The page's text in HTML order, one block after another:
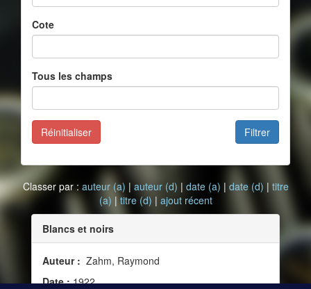
Cote
Tous les champs
Filtrer
Réinitialiser
Classer par : auteur (a) | auteur (d) | date (a) | date (d) | titre
(a) | titre (d) | ajout récent
Blancs et noirs
Auteur : Zahm, Raymond
Date :1922